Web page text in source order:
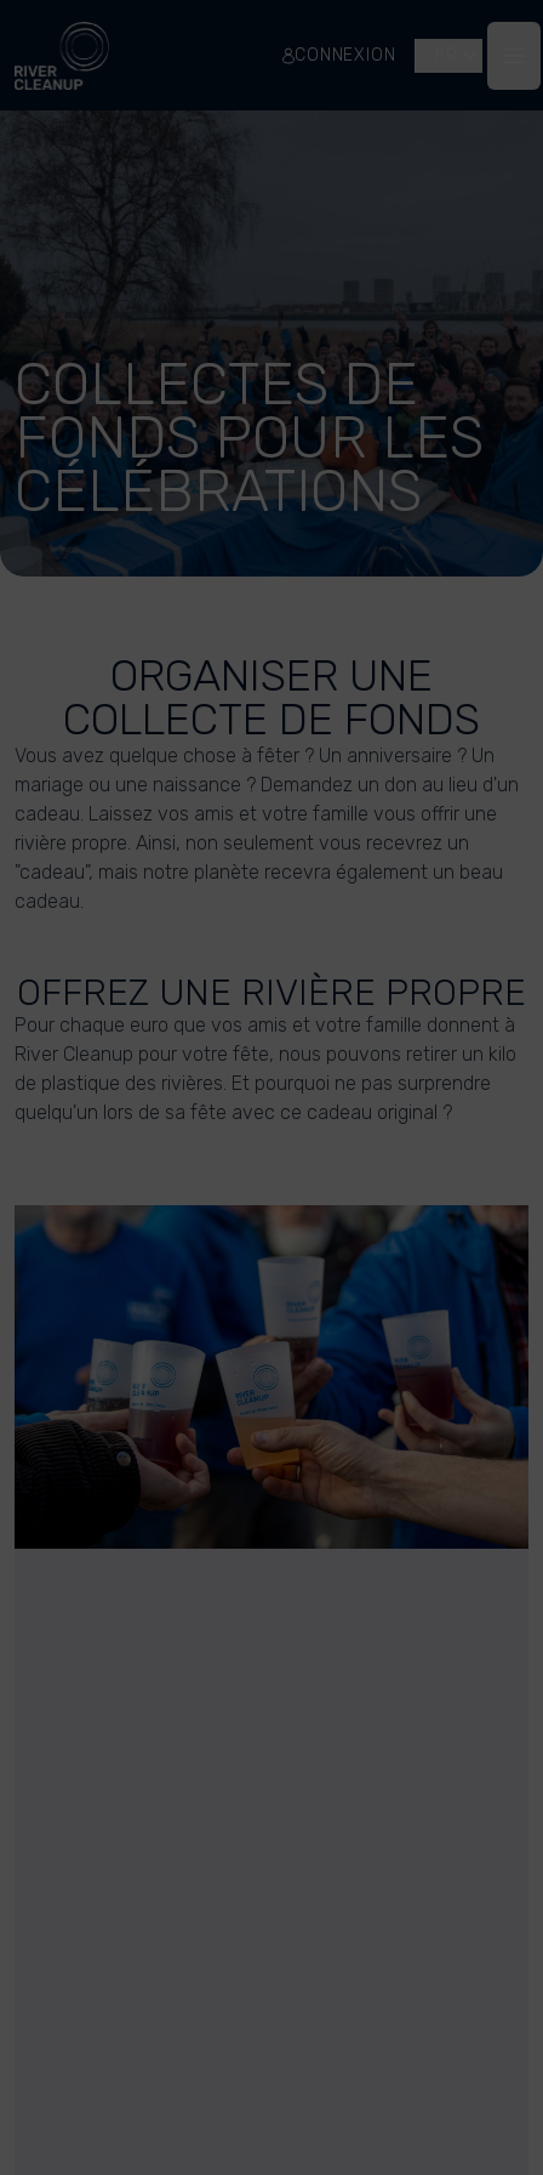
River Cleanup
CONNEXION
COLLECTES DE
FONDS POUR LES
CÉLÉBRATIONS
ORGANISER UNE
COLLECTE DE FONDS
Vous avez quelque chose à fêter ? Un anniversaire ? Un
mariage ou une naissance ? Demandez un don au lieu d'un
cadeau. Laissez vos amis et votre famille vous offrir une
rivière propre. Ainsi, non seulement vous recevrez un
"cadeau", mais notre planète recevra également un beau
cadeau.
OFFREZ UNE RIVIÈRE PROPRE
Pour chaque euro que vos amis et votre famille donnent à
River Cleanup pour votre fête, nous pouvons retirer un kilo
de plastique des rivières. Et pourquoi ne pas surprendre
quelqu'un lors de sa fête avec ce cadeau original ?